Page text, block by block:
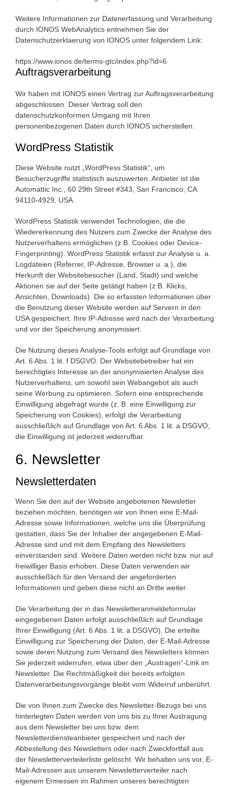
Weitere Informationen zur Datenerfassung und Verarbeitung
durch IONOS WebAnalytics entnehmen Sie der
Datenschutzerklaerung von IONOS unter folgendem Link:
https://www.ionos.de/terms-gtc/index.php?id=6
Auftragsverarbeitung
Wir haben mit IONOS einen Vertrag zur Auftragsverarbeitung
abgeschlossen. Dieser Vertrag soll den
datenschutzkonformen Umgang mit Ihren
personenbezogenen Daten durch IONOS sicherstellen.
WordPress Statistik
Diese Website nutzt „WordPress Statistik“, um
Besucherzugriffe statistisch auszuwerten. Anbieter ist die
Automattic Inc., 60 29th Street #343, San Francisco, CA
94110-4929, USA.
WordPress Statistik verwendet Technologien, die die
Wiedererkennung des Nutzers zum Zwecke der Analyse des
Nutzerverhaltens ermöglichen (z.B. Cookies oder Device-
Fingerprinting). WordPress Statistik erfasst zur Analyse u. a.
Logdateien (Referrer, IP-Adresse, Browser u. a.), die
Herkunft der Websitebesucher (Land, Stadt) und welche
Aktionen sie auf der Seite getätigt haben (z.B. Klicks,
Ansichten, Downloads). Die so erfassten Informationen über
die Benutzung dieser Website werden auf Servern in den
USA gespeichert. Ihre IP-Adresse wird nach der Verarbeitung
und vor der Speicherung anonymisiert.
Die Nutzung dieses Analyse-Tools erfolgt auf Grundlage von
Art. 6 Abs. 1 lit. f DSGVO. Der Websitebetreiber hat ein
berechtigtes Interesse an der anonymisierten Analyse des
Nutzerverhaltens, um sowohl sein Webangebot als auch
seine Werbung zu optimieren. Sofern eine entsprechende
Einwilligung abgefragt wurde (z. B. eine Einwilligung zur
Speicherung von Cookies), erfolgt die Verarbeitung
ausschließlich auf Grundlage von Art. 6 Abs. 1 lit. a DSGVO;
die Einwilligung ist jederzeit widerrufbar.
6. Newsletter
Newsletter­daten
Wenn Sie den auf der Website angebotenen Newsletter
beziehen möchten, benötigen wir von Ihnen eine E-Mail-
Adresse sowie Informationen, welche uns die Überprüfung
gestatten, dass Sie der Inhaber der angegebenen E-Mail-
Adresse sind und mit dem Empfang des Newsletters
einverstanden sind. Weitere Daten werden nicht bzw. nur auf
freiwilliger Basis erhoben. Diese Daten verwenden wir
ausschließlich für den Versand der angeforderten
Informationen und geben diese nicht an Dritte weiter.
Die Verarbeitung der in das Newsletteranmeldeformular
eingegebenen Daten erfolgt ausschließlich auf Grundlage
Ihrer Einwilligung (Art. 6 Abs. 1 lit. a DSGVO). Die erteilte
Einwilligung zur Speicherung der Daten, der E-Mail-Adresse
sowie deren Nutzung zum Versand des Newsletters können
Sie jederzeit widerrufen, etwa über den „Austragen“-Link im
Newsletter. Die Rechtmäßigkeit der bereits erfolgten
Datenverarbeitungsvorgänge bleibt vom Widerruf unberührt.
Die von Ihnen zum Zwecke des Newsletter-Bezugs bei uns
hinterlegten Daten werden von uns bis zu Ihrer Austragung
aus dem Newsletter bei uns bzw. dem
Newsletterdiensteanbieter gespeichert und nach der
Abbestellung des Newsletters oder nach Zweckfortfall aus
der Newsletterverteilerliste gelöscht. Wir behalten uns vor, E-
Mail-Adressen aus unserem Newsletterverteiler nach
eigenem Ermessen im Rahmen unseres berechtigten